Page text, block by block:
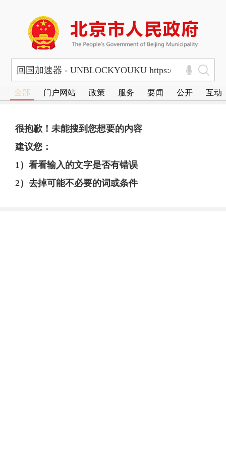
全部 门户网站 政策 服务 要闻 公开 互动
很抱歉！未能搜到您想要的内容
建议您：
1）看看输入的文字是否有错误
2）去掉可能不必要的词或条件